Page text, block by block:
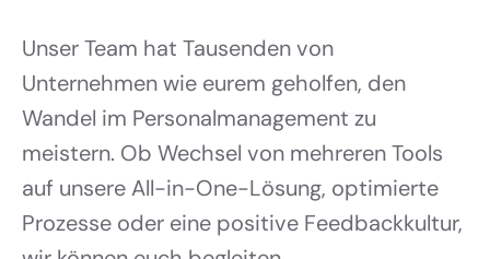
Unser Team hat Tausenden von
Unternehmen wie eurem geholfen, den
Wandel im Personalmanagement zu
meistern. Ob Wechsel von mehreren Tools
auf unsere All-in-One-Lösung, optimierte
Prozesse oder eine positive Feedbackkultur,